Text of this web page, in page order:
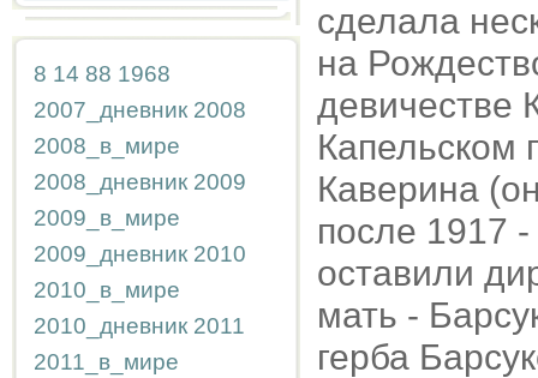
8 14 88 1968
2007_дневник 2008
2008_в_мире
2008_дневник 2009
2009_в_мире
2009_дневник 2010
2010_в_мире
2010_дневник 2011
2011_в_мире
сделала
на
девичестве
Капельском
Каверина
после 1917
оставили
мать -
герба